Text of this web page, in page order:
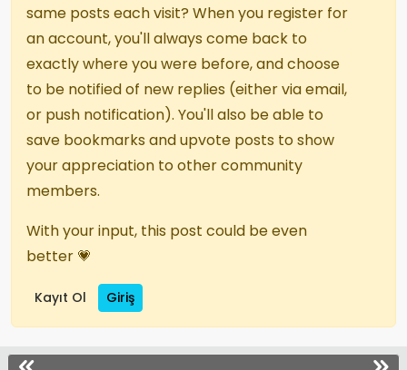
same posts each visit? When you register for
an account, you'll always come back to
exactly where you were before, and choose
to be notified of new replies (either via email,
or push notification). You'll also be able to
save bookmarks and upvote posts to show
your appreciation to other community
members.
With your input, this post could be even
better 💗
Kayıt Ol Giriş